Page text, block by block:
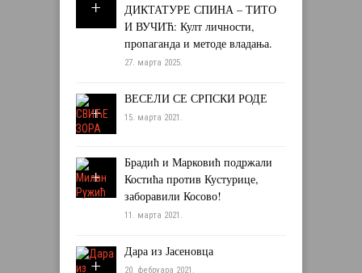
ДИКТАТУРЕ СПИНА – ТИТО
И ВУЧИЋ: Култ личности,
пропаганда и методе владања.
27. марта 2025.
ВЕСЕЛИ СЕ СРПСКИ РОДЕ
15. марта 2021.
Брадић и Марковић подржали
Костића против Кустурице,
заборавили Косово!
11. марта 2021.
Дара из Јасеновца
20. фебруара 2021.